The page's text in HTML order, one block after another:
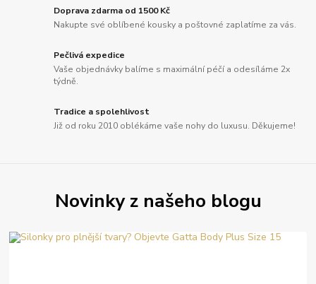
Doprava zdarma od 1500 Kč
Nakupte své oblíbené kousky a poštovné zaplatíme za vás.
Pečlivá expedice
Vaše objednávky balíme s maximální péčí a odesíláme 2x
týdně.
Tradice a spolehlivost
Již od roku 2010 oblékáme vaše nohy do luxusu. Děkujeme!
Novinky z našeho blogu